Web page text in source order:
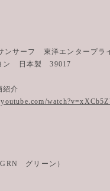
ンサーフ 東洋エンタープ
ン 日本製 39017
紹介
グリーン）